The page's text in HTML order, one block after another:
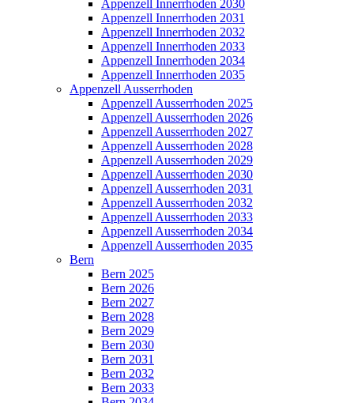
Appenzell Innerrhoden 2030
Appenzell Innerrhoden 2031
Appenzell Innerrhoden 2032
Appenzell Innerrhoden 2033
Appenzell Innerrhoden 2034
Appenzell Innerrhoden 2035
Appenzell Ausserrhoden
Appenzell Ausserrhoden 2025
Appenzell Ausserrhoden 2026
Appenzell Ausserrhoden 2027
Appenzell Ausserrhoden 2028
Appenzell Ausserrhoden 2029
Appenzell Ausserrhoden 2030
Appenzell Ausserrhoden 2031
Appenzell Ausserrhoden 2032
Appenzell Ausserrhoden 2033
Appenzell Ausserrhoden 2034
Appenzell Ausserrhoden 2035
Bern
Bern 2025
Bern 2026
Bern 2027
Bern 2028
Bern 2029
Bern 2030
Bern 2031
Bern 2032
Bern 2033